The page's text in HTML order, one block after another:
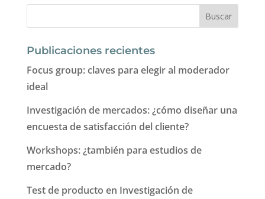
Publicaciones recientes
Focus group: claves para elegir al moderador
ideal
Investigación de mercados: ¿cómo diseñar una
encuesta de satisfacción del cliente?
Workshops: ¿también para estudios de
mercado?
Test de producto en Investigación de